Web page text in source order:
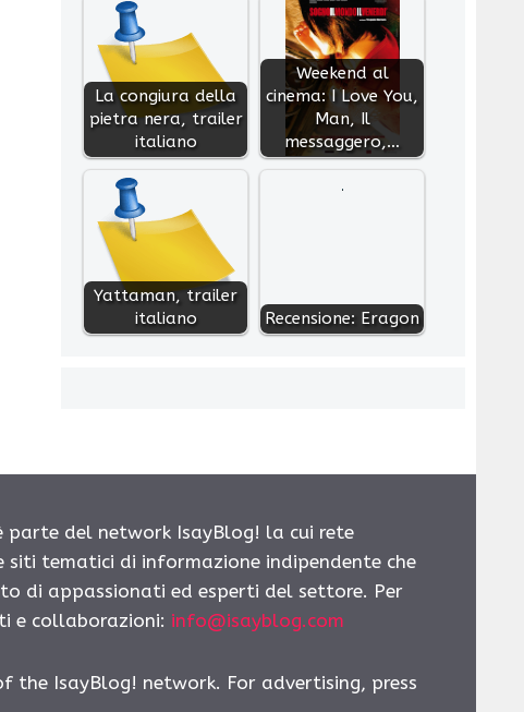
La congiura della
pietra nera, trailer
italiano
Weekend al
cinema: I Love You,
Man, Il
messaggero,…
Yattaman, trailer
italiano
Recensione: Eragon
parte del network IsayBlog! la cui rete
siti tematici di informazione indipendente che
di appassionati ed esperti del settore. Per
e collaborazioni: info@isayblog.com
the IsayBlog! network. For advertising, press